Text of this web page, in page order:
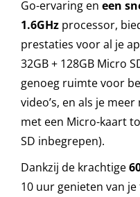
WiFi
6
-
6000mah
Batterij
aantal
Go-ervaring en een
1.6GHz processor,
prestaties voor al je
32GB + 128GB Micro
genoeg ruimte voor
video’s, en als je
met een Micro-kaart
SD inbegrepen).
Dankzij de krachtige
10 uur genieten van